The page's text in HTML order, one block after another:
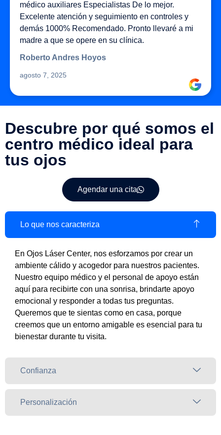
médico auxiliares Especialistas De lo mejor.
Excelente atención y seguimiento en controles y
demás 1000% Recomendado. Pronto llevaré a mi
madre a que se opere en su clínica.
Roberto Andres Hoyos
agosto 7, 2025
Descubre por qué somos el
centro médico ideal para
tus ojos
Agendar una cita
Lo que nos caracteriza
En Ojos Láser Center, nos esforzamos por crear un
ambiente cálido y acogedor para nuestros pacientes.
Nuestro equipo médico y el personal de apoyo están
aquí para recibirte con una sonrisa, brindarte apoyo
emocional y responder a todas tus preguntas.
Queremos que te sientas como en casa, porque
creemos que un entorno amigable es esencial para tu
bienestar durante tu visita.
Confianza
Personalización